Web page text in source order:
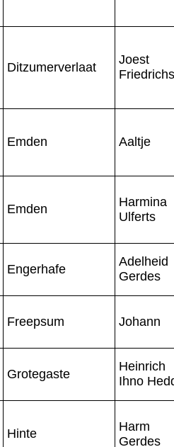
Ditzumerverlaat
Joest
Friedrichs
Emden Aaltje
Emden
Harmina
Ulferts
Engerhafe
Adelheid
Gerdes
Freepsum Johann
Grotegaste
Heinrich
Ihno
Hinte
Harm
Gerdes